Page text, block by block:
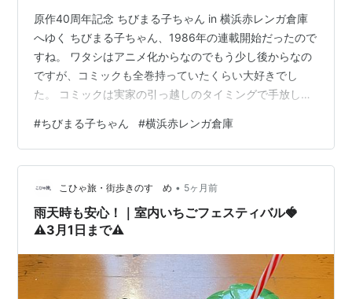
原作40周年記念 ちびまる子ちゃん in 横浜赤レンガ倉庫
へゆく ちびまる子ちゃん、1986年の連載開始だったので
すね。 ワタシはアニメ化からなのでもう少し後からなの
ですが、コミックも全巻持っていたくらい大好きでし
た。 コミックは実家の引っ越しのタイミングで手放して
ろしのストーリーも面白いものが多かったんですよね。
いつもはこういったイベントに気付くのが遅いのです
が、めずらしく会期前に情報を入手できたので、開始後
すぐの平日に行ってきました。 海辺なのもあって外は冷
えましたが、赤レンガ倉庫内はものすごい熱気。 倉庫内
は狭いため嵩張る荷物を持って…
#ちびまる子ちゃん #横浜赤レンガ倉庫
こひゃ旅・街歩きのすゝめ • 5ヶ月前
雨天時も安心！｜室内いちごフェスティバル🍓
⚠️3月1日まで⚠️